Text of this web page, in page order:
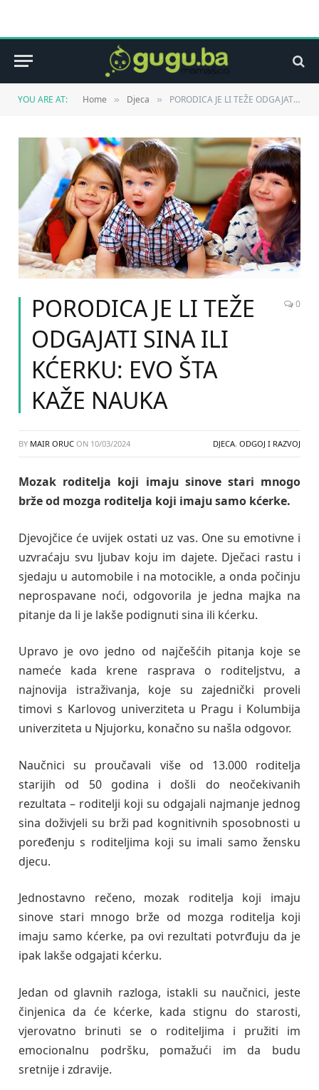
YOU ARE AT: Home » Djeca » PORODICA JE LI TEŽE ODGAJATI SINA ILI KĆERKU: EVO ŠTA KAŽE NAUKA
PORODICA JE LI TEŽE
ODGAJATI SINA ILI
KĆERKU: EVO ŠTA
KAŽE NAUKA
0
BY MAIR ORUC ON 10/03/2024 DJECA, ODGOJ I RAZVOJ
Mozak roditelja koji imaju sinove stari mnogo
brže od mozga roditelja koji imaju samo kćerke.
Djevojčice će uvijek ostati uz vas. One su emotivne i
uzvraćaju svu ljubav koju im dajete. Dječaci rastu i
sjedaju u automobile i na motocikle, a onda počinju
neprospavane noći, odgovorila je jedna majka na
pitanje da li je lakše podignuti sina ili kćerku.
Upravo je ovo jedno od najčešćih pitanja koje se
nameće kada krene rasprava o roditeljstvu, a
najnovija istraživanja, koje su zajednički proveli
timovi s Karlovog univerziteta u Pragu i Kolumbija
univerziteta u Njujorku, konačno su našla odgovor.
Naučnici su proučavali više od 13.000 roditelja
starijih od 50 godina i došli do neočekivanih
rezultata – roditelji koji su odgajali najmanje jednog
sina doživjeli su brži pad kognitivnih sposobnosti u
poređenju s roditeljima koji su imali samo žensku
djecu.
Jednostavno rečeno, mozak roditelja koji imaju
sinove stari mnogo brže od mozga roditelja koji
imaju samo kćerke, pa ovi rezultati potvrđuju da je
ipak lakše odgajati kćerku.
Jedan od glavnih razloga, istakli su naučnici, jeste
činjenica da će kćerke, kada stignu do starosti,
vjerovatno brinuti se o roditeljima i pružiti im
emocionalnu podršku, pomažući im da budu
sretnije i zdravije.